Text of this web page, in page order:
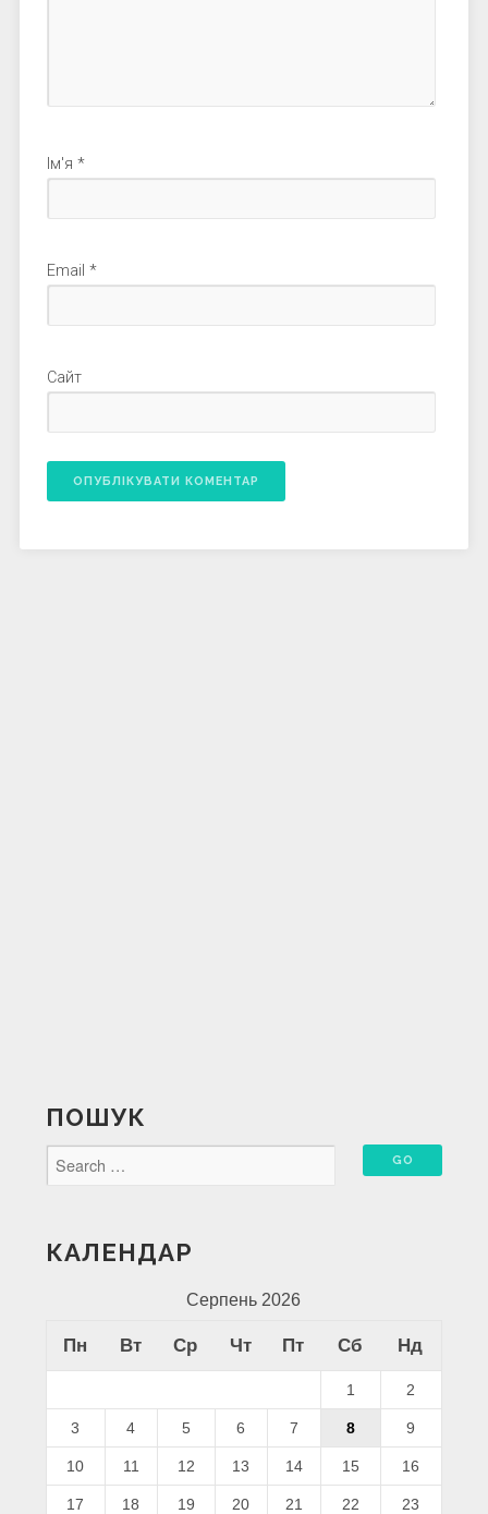
Ім'я *
Email *
Сайт
ПОШУК
КАЛЕНДАР
Серпень 2026
Пн Вт Ср Чт Пт Сб Нд
1 2
3 4 5 6 7 8 9
10 11 12 13 14 15 16
17 18 19 20 21 22 23